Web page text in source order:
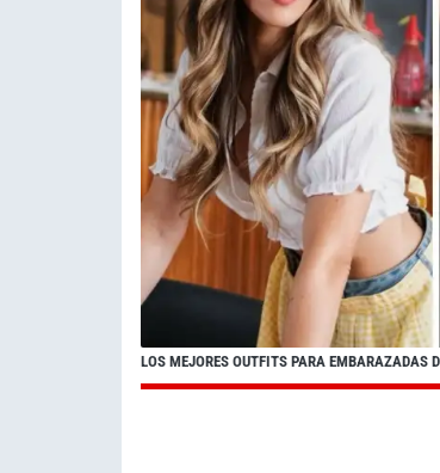
LOS MEJORES OUTFITS PARA EMBARAZADAS